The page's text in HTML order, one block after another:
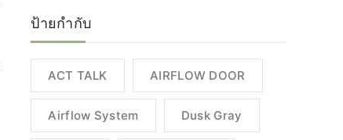
ป้ายกำกับ
ACT TALK AIRFLOW DOOR
Airflow System Dusk Gray